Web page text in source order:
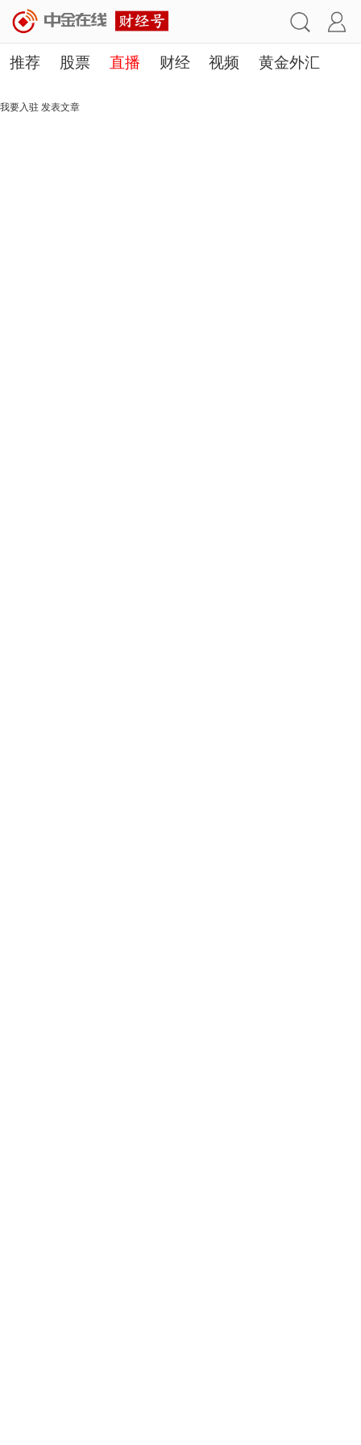
推荐 股票 直播 财经 视频 黄金外汇
理财 行业
我要入驻 发表文章